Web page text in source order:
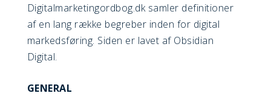
Digitalmarketingordbog.dk samler definitioner
af en lang række begreber inden for digital
markedsføring. Siden er lavet af Obsidian
Digital.
GENERAL